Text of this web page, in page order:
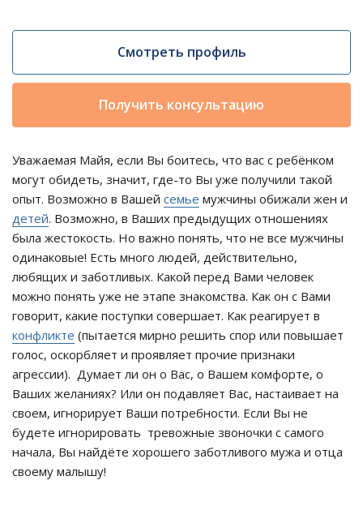
Смотреть профиль
Получить консультацию
Уважаемая Майя, если Вы боитесь, что вас с ребёнком
могут обидеть, значит, где-то Вы уже получили такой
опыт. Возможно в Вашей семье мужчины обижали жен и
детей. Возможно, в Ваших предыдущих отношениях
была жестокость. Но важно понять, что не все мужчины
одинаковые! Есть много людей, действительно,
любящих и заботливых. Какой перед Вами человек
можно понять уже не этапе знакомства. Как он с Вами
говорит, какие поступки совершает. Как реагирует в
конфликте (пытается мирно решить спор или повышает
голос, оскорбляет и проявляет прочие признаки
агрессии). Думает ли он о Вас, о Вашем комфорте, о
Ваших желаниях? Или он подавляет Вас, настаивает на
своем, игнорирует Ваши потребности. Если Вы не
будете игнорировать тревожные звоночки с самого
начала, Вы найдёте хорошего заботливого мужа и отца
своему малышу!